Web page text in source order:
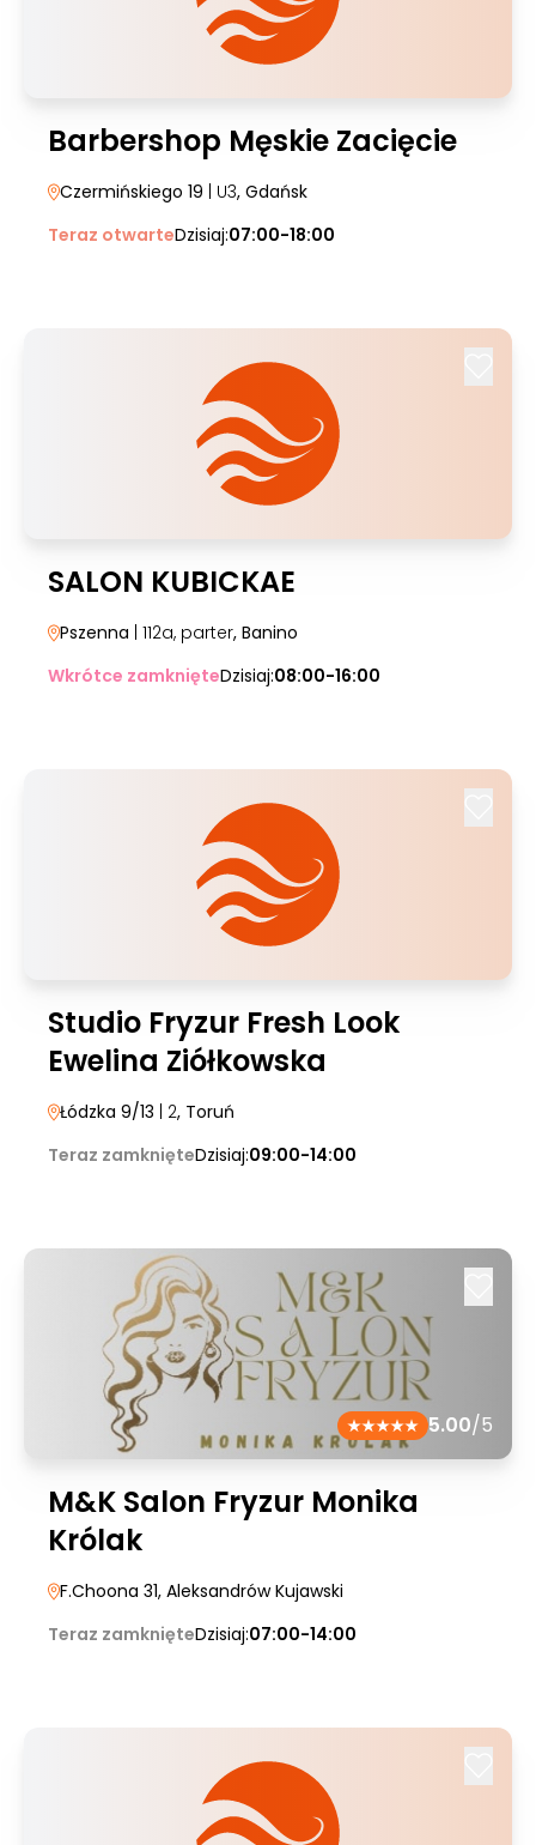
Barbershop Męskie Zacięcie
Czermińskiego 19 | U3, Gdańsk
Teraz otwarteDzisiaj:07:00-18:00
SALON KUBICKAE
Pszenna | 112a, parter, Banino
Wkrótce zamknięteDzisiaj:08:00-16:00
Studio Fryzur Fresh Look
Ewelina Ziółkowska
Łódzka 9/13 | 2, Toruń
Teraz zamknięteDzisiaj:09:00-14:00
5.00/5
M&K Salon Fryzur Monika
Królak
F.Choona 31, Aleksandrów Kujawski
Teraz zamknięteDzisiaj:07:00-14:00